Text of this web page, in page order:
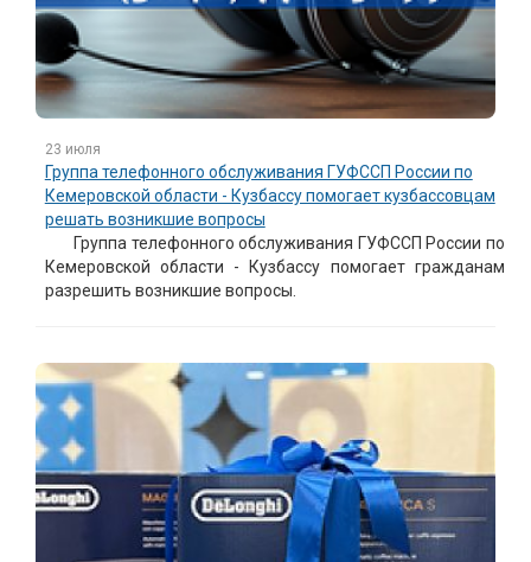
23 июля
Группа телефонного обслуживания ГУФССП России по
Кемеровской области - Кузбассу помогает кузбассовцам
решать возникшие вопросы
Группа телефонного обслуживания ГУФССП России по
Кемеровской области - Кузбассу помогает гражданам
разрешить возникшие вопросы.